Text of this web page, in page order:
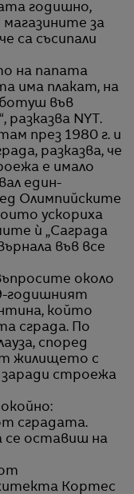
годишно,
магазините за
са съсипали
на папата
има плакат, на
във
NYT.
през 1980 г. и
разказва, че
е имало
един-
Олимпийските
ускориха
ѝ „Саграда
във все
около
годишният
който
сграда. По
според
жилището с
строежа
сградата.
се оставиш на
Кортес